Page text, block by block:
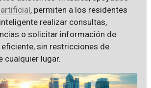
, permiten a los residentes
realizar consultas,
o solicitar información de
sin restricciones de
cualquier lugar.